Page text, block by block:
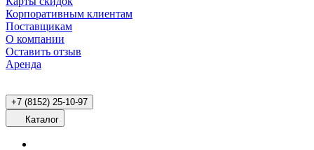
Корпоративным клиентам
Поставщикам
О компании
Оставить отзыв
Аренда
+7 (8152) 25-10-97
Каталог